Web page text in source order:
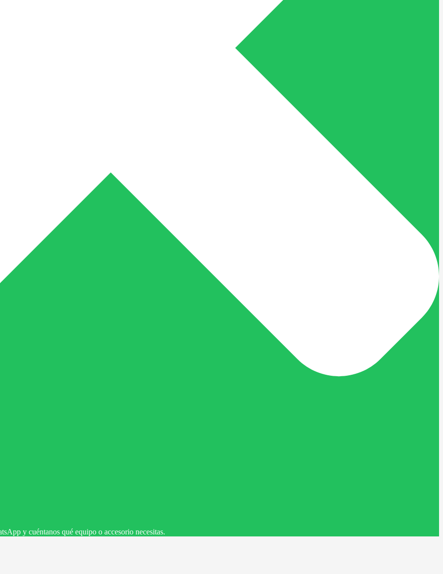
y cuéntanos qué equipo o accesorio necesitas.